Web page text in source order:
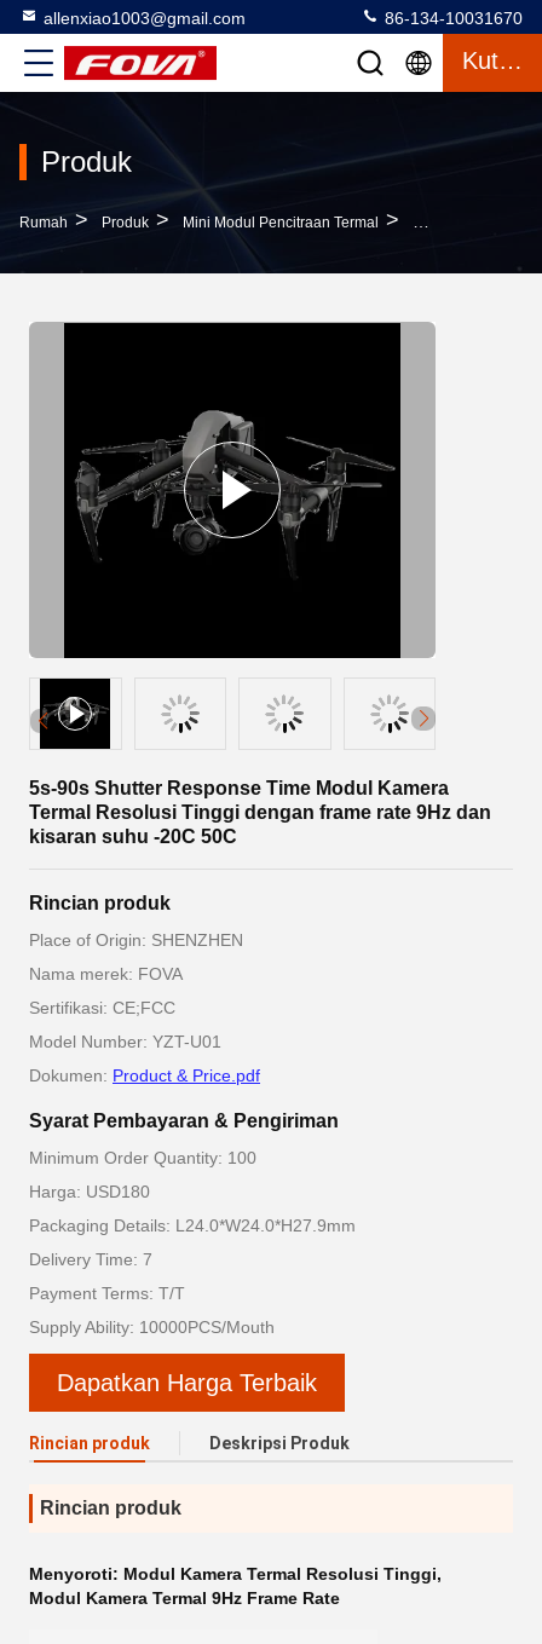
allenxiao1003@gmail.com 86-134-10031670
Kutipan
Produk
Rumah > Produk > Mini Modul Pencitraan Termal > 5s-90s Shutter
5s-90s Shutter Response Time Modul Kamera
Termal Resolusi Tinggi dengan frame rate 9Hz dan
kisaran suhu -20C 50C
Rincian produk
Place of Origin: SHENZHEN
Nama merek: FOVA
Sertifikasi: CE;FCC
Model Number: YZT-U01
Dokumen: Product & Price.pdf
Syarat Pembayaran & Pengiriman
Minimum Order Quantity: 100
Harga: USD180
Packaging Details: L24.0*W24.0*H27.9mm
Delivery Time: 7
Payment Terms: T/T
Supply Ability: 10000PCS/Mouth
Dapatkan Harga Terbaik
Rincian produk Deskripsi Produk
Rincian produk
Menyoroti: Modul Kamera Termal Resolusi Tinggi,
Modul Kamera Termal 9Hz Frame Rate